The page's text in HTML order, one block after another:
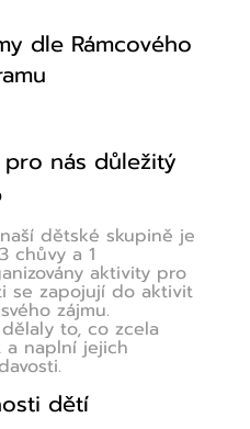
nás důležitý
dětské skupině je
chůvy a 1
aktivity pro
se zapojují do aktivit
zájmu.
to, co zcela
a naplní jejich
dětí
dle Rámcového